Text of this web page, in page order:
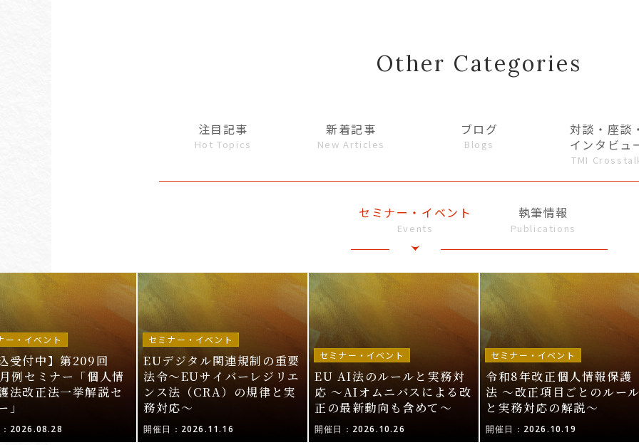
Other Categories
注目記事
Hot Topics
新着記事
New Articles
ブログ
Blogs
対談・座談
インタビュ
TMI
セミナー・イベント
Events
執筆情報
Publications
ー・イベント
受付中】第209回
例セミナー「個人情
法改正法一挙解説セ
」
2026.08.28
セミナー・イベント
EUデジタル関連規制の重要
法令〜EUサイバーレジリエ
ンス法（CRA）の規律と実
務対応〜
開催日：2026.11.16
セミナー・イベント
EU AI法のルールと実務対
応 〜AIオムニバスによる改
正の最新動向も含めて〜
開催日：2026.10.26
セミナー・イベント
令和8年改正個人情報保護
法 〜改正項目ごとのルー
と実務対応の解説〜
開催日：2026.10.19